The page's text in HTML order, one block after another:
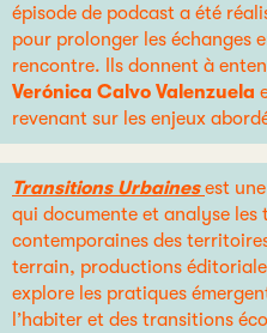
épisode de podcast a été
pour prolonger les échanges
rencontre. Ils donnent à
Verónica Calvo Valenzuela
revenant sur les enjeux
Transitions Urbaines est
qui documente et analyse
contemporaines des
terrain, productions
explore les pratiques
l’habiter et des transitions